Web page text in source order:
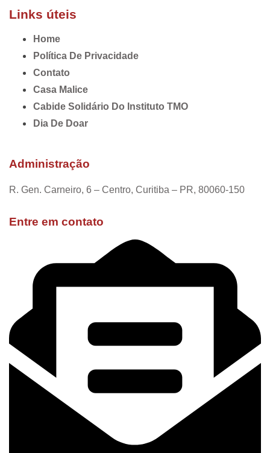
Links úteis
Home
Política De Privacidade
Contato
Casa Malice
Cabide Solidário Do Instituto TMO
Dia De Doar
Administração
R. Gen. Carneiro, 6 – Centro, Curitiba – PR, 80060-150
Entre em contato